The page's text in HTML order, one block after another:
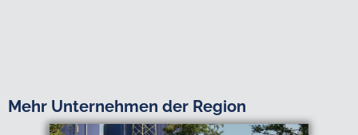
Mehr Unternehmen der Region